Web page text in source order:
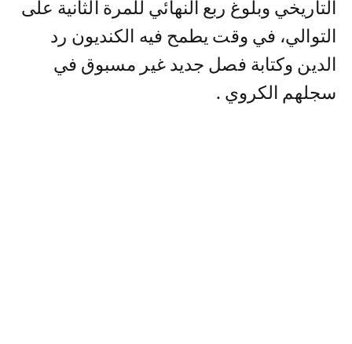
التاريخي وبلوغ ربع النهائي للمرة الثانية على
التوالي، في وقت يطمح فيه الكنديون رد
الدين وكتابة فصل جديد غير مسبوق في
سجلهم الكروي .